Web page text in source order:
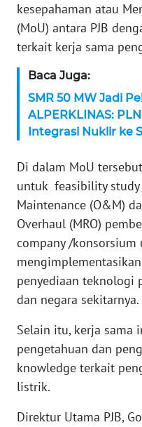
kesepahaman atau
(MoU) antara PJB
terkait kerja sama
Baca Juga:
SMR 50 MW Jadi
ALPERKLINAS:
Integrasi Nuklir ke
Di dalam MoU
untuk feasibility
Maintenance (O&M)
Overhaul (MRO)
company /konsorsium
penyediaan teknologi
dan negara sekitarnya.
Selain itu, kerja sama
pengetahuan dan
knowledge terkait
listrik.
Direktur Utama PJB,
DISCLAIMER
WN
SUMUT
WN
JAKARTA
WN
JABAR
WN
WN
NTT
WN